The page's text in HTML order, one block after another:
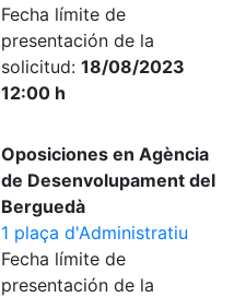
Fecha límite de
presentación de la
solicitud: 18/08/2023
12:00 h
Oposiciones en Agència
de Desenvolupament del
Berguedà
1 plaça d'Administratiu
Fecha límite de
presentación de la